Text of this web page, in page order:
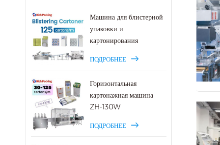
Машина для блистерной
упаковки и
картонирования
ПОДРОБНЕЕ
Горизонтальная
картонажная машина
ZH-130W
ПОДРОБНЕЕ